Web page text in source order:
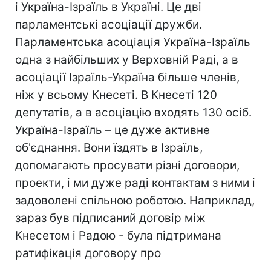
і Україна-Ізраїль в Україні. Це дві
парламентські асоціації дружби.
Парламентська асоціація Україна-Ізраїль
одна з найбільших у Верховній Раді, а в
асоціації Ізраїль-Україна більше членів,
ніж у всьому Кнесеті. В Кнесеті 120
депутатів, а в асоціацію входять 130 осіб.
Україна-Ізраїль – це дуже активне
об'єднання. Вони їздять в Ізраїль,
допомагають просувати різні договори,
проекти, і ми дуже раді контактам з ними і
задоволені спільною роботою. Наприклад,
зараз був підписаний договір між
Кнесетом і Радою - була підтримана
ратифікація договору про